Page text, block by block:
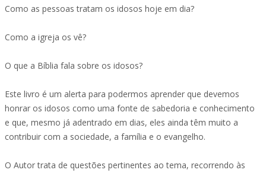
Como as pessoas tratam os idosos hoje em dia?
Como a igreja os vê?
O que a Bíblia fala sobre os idosos?
Este livro é um alerta para podermos aprender que devemos
honrar os idosos como uma fonte de sabedoria e conhecimento
e que, mesmo já adentrado em dias, eles ainda têm muito a
contribuir com a sociedade, a família e o evangelho.
O Autor trata de questões pertinentes ao tema, recorrendo às